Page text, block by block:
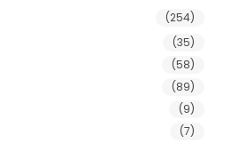
(254)
(35)
(58)
(89)
(9)
(7)